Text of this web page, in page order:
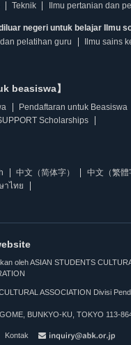
Teknik Ilmu pertanian dan
negeri untuk belajar Ilmu
pelatihan guru
Ilmu sains
beasiswa】
Pendaftaran untuk Beasiswa
Scholarships
中文（简体字） 中文（繁體
าไทย
oleh ASIAN STUDENTS
ASSOCIATION Divisi
BUNKYO-KU, TOKYO 113-
Kontak